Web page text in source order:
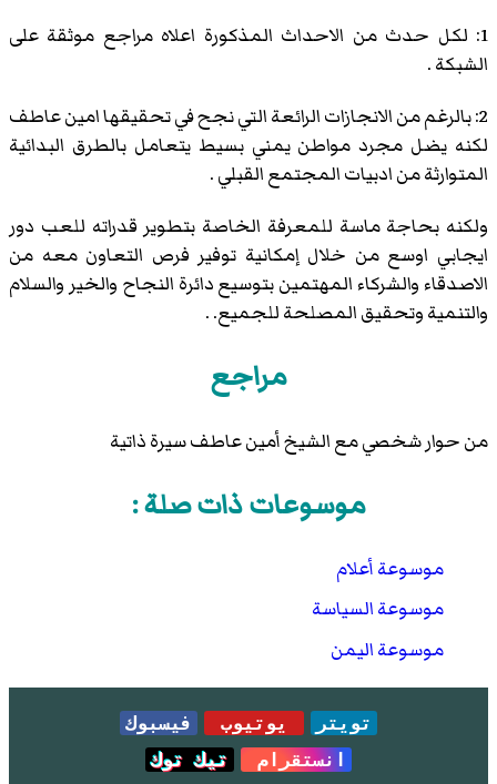
1: لكل حدث من الاحداث المذكورة اعلاه مراجع موثقة على
الشبكة .
2: بالرغم من الانجازات الرائعة التي نجح في تحقيقها امين عاطف
لكنه يضل مجرد مواطن يمني بسيط يتعامل بالطرق البدائية
المتوارثة من ادبيات المجتمع القبلي .
ولكنه بحاجة ماسة للمعرفة الخاصة بتطوير قدراته للعب دور
ايجابي اوسع من خلال إمكانية توفير فرص التعاون معه من
الاصدقاء والشركاء المهتمين بتوسيع دائرة النجاح والخير والسلام
والتنمية وتحقيق المصلحة للجميع. .
مراجع
من حوار شخصي مع الشيخ أمين عاطف سيرة ذاتية
موسوعات ذات صلة :
موسوعة أعلام
موسوعة السياسة
موسوعة اليمن
تويتر يوتيوب
فيسبوك
انستقرام
تيك توك